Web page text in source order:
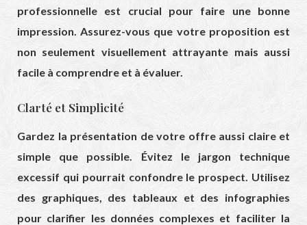
professionnelle est crucial pour faire une bonne
impression. Assurez-vous que votre proposition est
non seulement visuellement attrayante mais aussi
facile à comprendre et à évaluer.
Clarté et Simplicité
Gardez la présentation de votre offre aussi claire et
simple que possible. Évitez le jargon technique
excessif qui pourrait confondre le prospect. Utilisez
des graphiques, des tableaux et des infographies
pour clarifier les données complexes et faciliter la